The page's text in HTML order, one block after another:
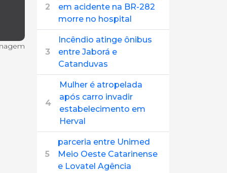
2
em acidente na BR-282
morre no hospital
3
Incêndio atinge ônibus
entre Jaborá e
Catanduvas
4
Mulher é atropelada
após carro invadir
estabelecimento em
Herval
5
parceria entre Unimed
Meio Oeste Catarinense
e Lovatel Agência